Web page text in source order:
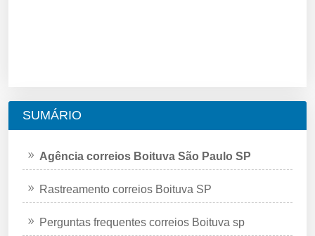
SUMÁRIO
Agência correios Boituva São Paulo SP
Rastreamento correios Boituva SP
Perguntas frequentes correios Boituva sp